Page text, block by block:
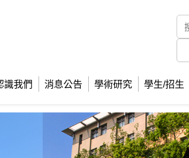
識我們 消息公告 學術研究 學生/招生